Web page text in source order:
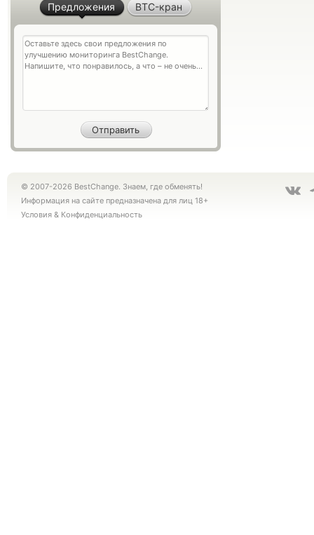
Предложения BTC-кран
© 2007-2026 BestChange. Знаем, где обменять!
Информация на сайте предназначена для лиц 18+
Условия & Конфиденциальность